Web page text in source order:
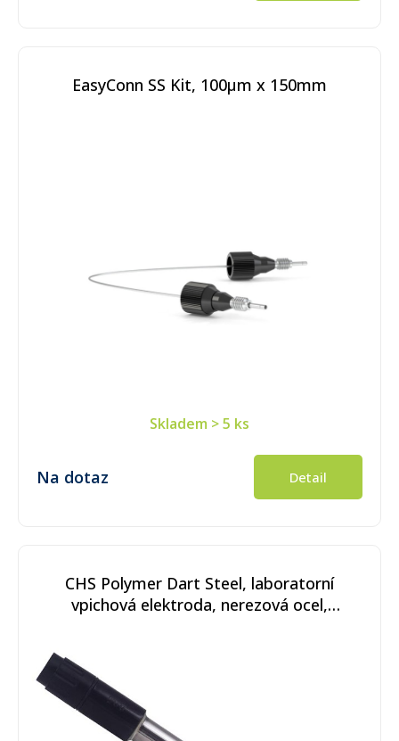
EasyConn SS Kit, 100µm x 150mm
Skladem > 5 ks
Na dotaz Detail
CHS Polymer Dart Steel, laboratorní
vpichová elektroda, nerezová ocel,